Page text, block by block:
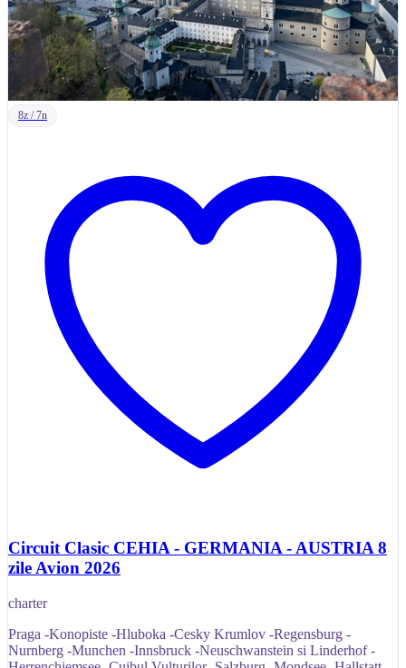
8z / 7n
Circuit Clasic CEHIA - GERMANIA - AUSTRIA 8
zile Avion 2026
charter
Praga -Konopiste -Hluboka -Cesky Krumlov -Regensburg -
Nurnberg -Munchen -Innsbruck -Neuschwanstein si Linderhof -